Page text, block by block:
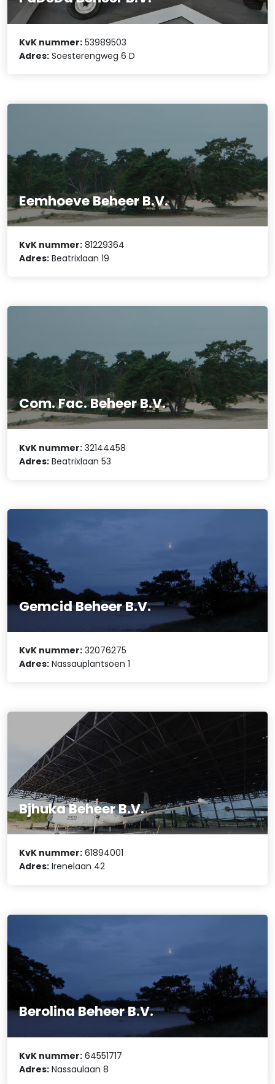
KvK nummer: 53989503
Adres: Soesterengweg 6 D
Eemhoeve Beheer B.V.
KvK nummer: 81229364
Adres: Beatrixlaan 19
Com. Fac. Beheer B.V.
KvK nummer: 32144458
Adres: Beatrixlaan 53
Gemcid Beheer B.V.
KvK nummer: 32076275
Adres: Nassauplantsoen 1
Bjhuka Beheer B.V.
KvK nummer: 61894001
Adres: Irenelaan 42
Berolina Beheer B.V.
KvK nummer: 64551717
Adres: Nassaulaan 8